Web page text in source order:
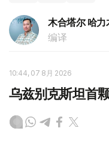
木合塔尔 哈力
编译
10:44, 07 8月 2026
乌兹别克斯坦首